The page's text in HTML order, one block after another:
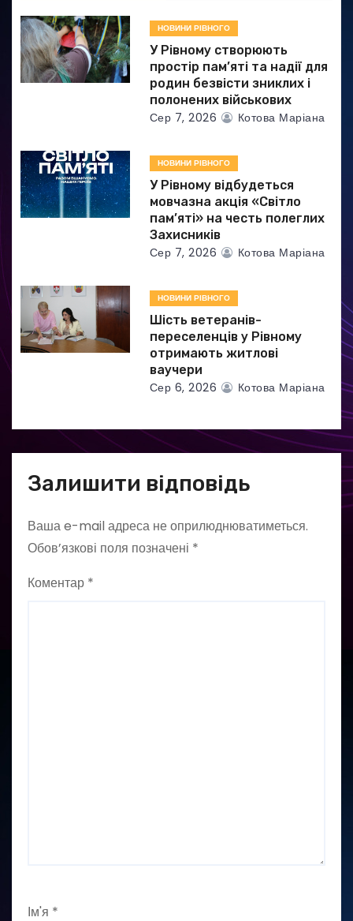
п
и
с
в
НОВИНИ РІВНОГО
У Рівному створюють
простір пам’яті та надії для
родин безвісти зниклих і
полонених військових
Сер 7, 2026 Котова Маріана
НОВИНИ РІВНОГО
У Рівному відбудеться
мовчазна акція «Світло
пам’яті» на честь полеглих
Захисників
Сер 7, 2026 Котова Маріана
НОВИНИ РІВНОГО
Шість ветеранів-
переселенців у Рівному
отримають житлові
ваучери
Сер 6, 2026 Котова Маріана
Залишити відповідь
Ваша e-mail адреса не оприлюднюватиметься.
Обов’язкові поля позначені *
Коментар *
Ім'я *